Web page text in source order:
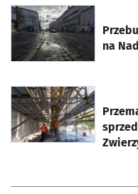
na
otworzy się w nowej
otworzy się w nowej